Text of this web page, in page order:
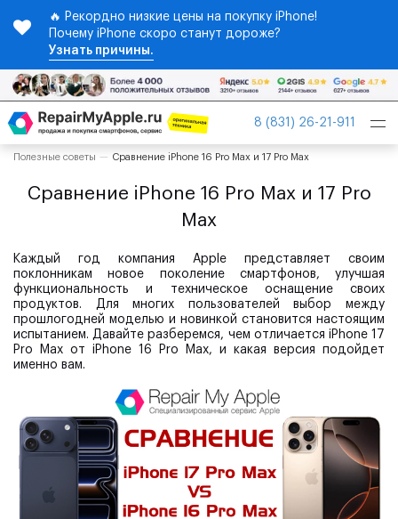
🔥 Рекордно низкие цены на покупку iPhone!
Почему iPhone скоро станут дороже?
Узнать причины.
8 (831) 26-21-911
Полезные советы Сравнение iPhone 16 Pro Max и 17 Pro Max
Сравнение iPhone 16 Pro Max и 17 Pro
Max
Каждый год компания Apple представляет своим
поклонникам новое поколение смартфонов, улучшая
функциональность и техническое оснащение своих
продуктов. Для многих пользователей выбор между
прошлогодней моделью и новинкой становится настоящим
испытанием. Давайте разберемся, чем отличается iPhone 17
Pro Max от iPhone 16 Pro Max, и какая версия подойдет
именно вам.